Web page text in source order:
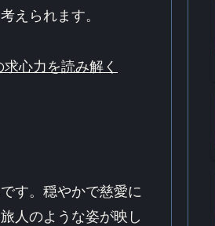
えられます。
心力を読み解く
す。穏やかで慈愛に
人のような姿が映し